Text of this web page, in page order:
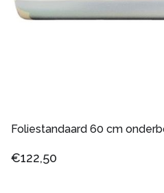
Foliestandaard 60 cm
€122,50